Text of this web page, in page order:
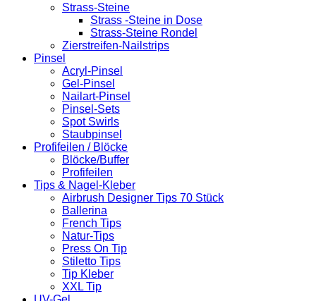
Strass-Steine
Strass -Steine in Dose
Strass-Steine Rondel
Zierstreifen-Nailstrips
Pinsel
Acryl-Pinsel
Gel-Pinsel
Nailart-Pinsel
Pinsel-Sets
Spot Swirls
Staubpinsel
Profifeilen / Blöcke
Blöcke/Buffer
Profifeilen
Tips & Nagel-Kleber
Airbrush Designer Tips 70 Stück
Ballerina
French Tips
Natur-Tips
Press On Tip
Stiletto Tips
Tip Kleber
XXL Tip